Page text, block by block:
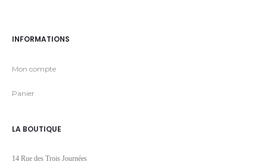
INFORMATIONS
Mon compte
Panier
LA BOUTIQUE
14 Rue des Trois Journées